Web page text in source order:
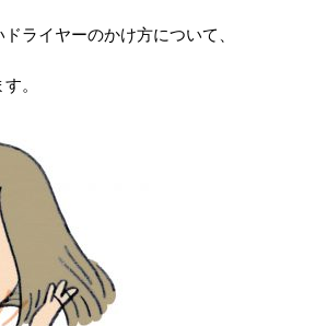
ライヤーのかけ方について、
。